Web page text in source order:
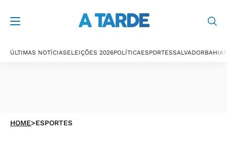
ÚLTIMAS NOTÍCIASELEIÇÕES 2026POLÍTICAESPORTESSALVADORBAHIA
HOME>ESPORTES